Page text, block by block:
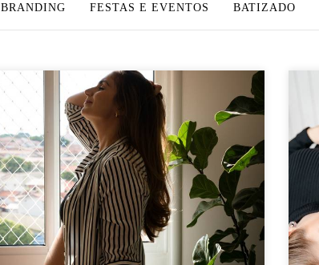
BRANDING FESTAS E EVENTOS BATIZADO